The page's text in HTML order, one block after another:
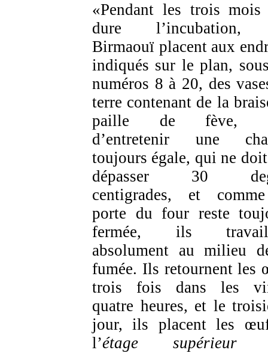
«Pendant les trois mois
dure l’incubation,
Birmaouï placent aux
indiqués sur le plan,
numéros 8 à 20, des
terre contenant de la
paille de fève,
d’entretenir une
toujours égale, qui ne
dépasser 30
centigrades, et
porte du four reste
fermée, ils
absolument au milieu
fumée. Ils retournent les
trois fois dans les
quatre heures, et le
jour, ils placent les
l’étage